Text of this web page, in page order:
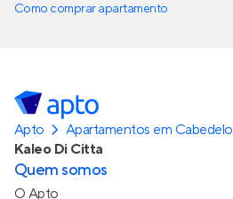
Como comprar apartamento
Apto Apartamentos em Cabedelo
Kaleo Di Citta
Quem somos
O Apto